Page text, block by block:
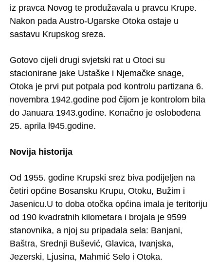
iz pravca Novog te produžavala u pravcu Krupe.
Nakon pada Austro-Ugarske Otoka ostaje u
sastavu Krupskog sreza.
Gotovo cijeli drugi svjetski rat u Otoci su
stacionirane jake Ustaške i Njemačke snage,
Otoka je prvi put potpala pod kontrolu partizana 6.
novembra 1942.godine pod čijom je kontrolom bila
do Januara 1943.godine. Konačno je oslobođena
25. aprila l945.godine.
Novija historija
Od 1955. godine Krupski srez biva podijeljen na
četiri općine Bosansku Krupu, Otoku, Bužim i
Jasenicu.U to doba otočka općina imala je teritoriju
od 190 kvadratnih kilometara i brojala je 9599
stanovnika, a njoj su pripadala sela: Banjani,
Baštra, Srednji Bušević, Glavica, Ivanjska,
Jezerski, Ljusina, Mahmić Selo i Otoka.